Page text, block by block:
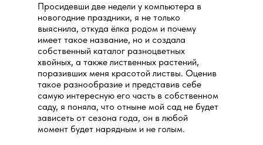
Просидевши две недели у компьютера в
новогодние праздники, я не только
выяснила, откуда ёлка родом и почему
имеет такое название, но и создала
собственный каталог разноцветных
хвойных, а также лиственных растений,
поразивших меня красотой листвы. Оценив
такое разнообразие и представив себе
самую интересную его часть в собственном
саду, я поняла, что отныне мой сад не будет
зависеть от сезона года, он в любой
момент будет нарядным и не голым.